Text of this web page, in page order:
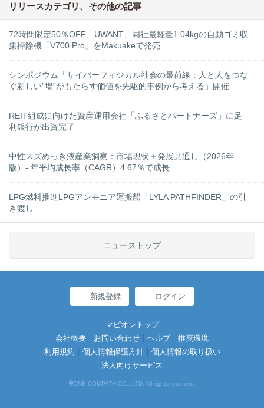
リリースカテゴリ、その他の記事
72時間限定50％OFF、UWANT、同社最軽量1.04kgの自動ゴミ収
集掃除機「V700 Pro」をMakuakeで発売
シンポジウム「サイバーフィジカル社会の最前線：人と人をつな
ぐ新しい”場”がもたらす価値を先駆的事例から考える」開催
REIT組成に向けた資産運用会社「ふるさとパートナーズ」に足
利銀行が出資完了
中性スズめっき液産業洞察：市場現状＋発展見通し（2026年
版）- 年平均成長率（CAGR）4.67％で成長
LPG燃料推進LPGアンモニア運搬船「LYLA PATHFINDER」の引
き渡し
ニューストップ
新規登録 ログイン
マピオントップ
会社概要
お問い合わせ ヘルプ
推奨環境
利用規約
個人情報保護方針
個人情報の取り扱い
法人向けサービス
©ONE COMPATH CO., LTD. All rights reserved.